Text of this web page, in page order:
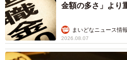
金額の多さ」より
まいどなニュース情
2026.08.07